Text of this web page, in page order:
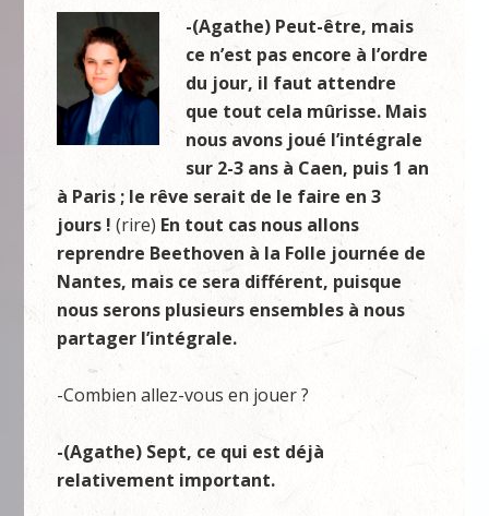
-(Agathe) Peut-être, mais
ce n’est pas encore à l’ordre
du jour, il faut attendre
que tout cela mûrisse. Mais
nous avons joué l’intégrale
sur 2-3 ans à Caen, puis 1 an
à Paris ; le rêve serait de le faire en 3
jours !(rire) En tout cas nous allons
reprendre Beethoven à la Folle journée de
Nantes, mais ce sera différent, puisque
nous serons plusieurs ensembles à nous
partager l’intégrale.
-Combien allez-vous en jouer ?
-(Agathe) Sept, ce qui est déjà
relativement important.